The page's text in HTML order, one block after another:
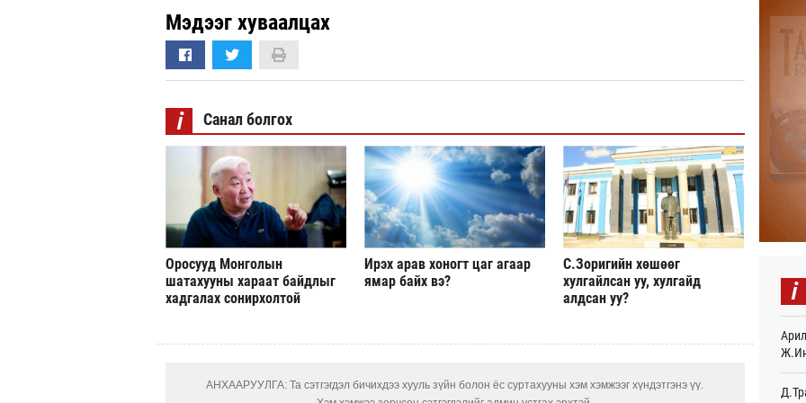
Мэдээг хуваалцах
i Санал болгох
Оросууд Монголын
шатахууны хараат байдлыг
хадгалах сонирхолтой
Ирэх арав хоногт цаг агаар
ямар байх вэ?
С.Зоригийн хөшөөг
хулгайлсан уу, хулгайд
алдсан уу?
АНХААРУУЛГА: Та сэтгэгдэл бичихдээ хууль зүйн болон ёс суртахууны хэм хэмжээг хүндэтгэнэ үү.
авна
Энэ
i